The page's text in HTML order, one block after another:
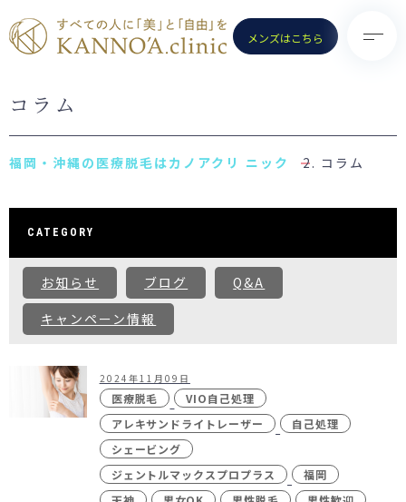
メンズはこちら
TOP
初めての方へ
よくある質問
お問い合わせ
未成年の方へ
- 医療脱毛（女性）
- ノーリス(IPL)
- 水光注射
（Dr.施術）
- ピコスポット
- VISIA
コラム
コラム
CATEGORY
お知らせ ブログ
Q&A
キャンペーン情報
2024年11月09日
医療脱毛
VIO自己処理
アレキサンドライトレーザー
自己処理
シェービング
ジェントルマックスプロプラス
福岡